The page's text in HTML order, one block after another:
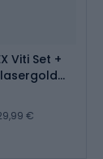
Viti Set +
€